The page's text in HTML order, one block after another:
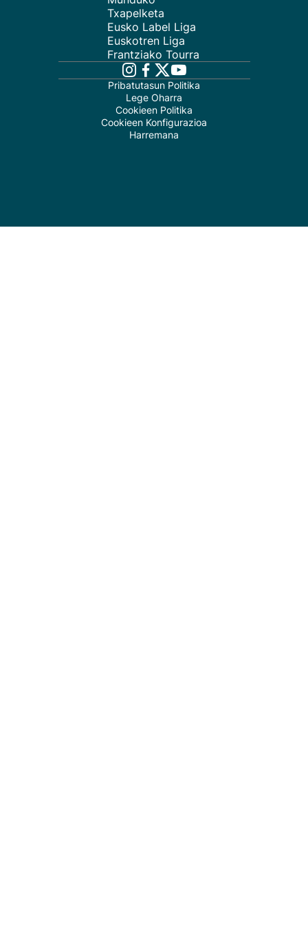
Txapelketa
Eusko Label Liga
Euskotren Liga
Frantziako Tourra
Pribatutasun Politika
Lege Oharra
Cookieen Politika
Cookieen Konfigurazioa
Harremana